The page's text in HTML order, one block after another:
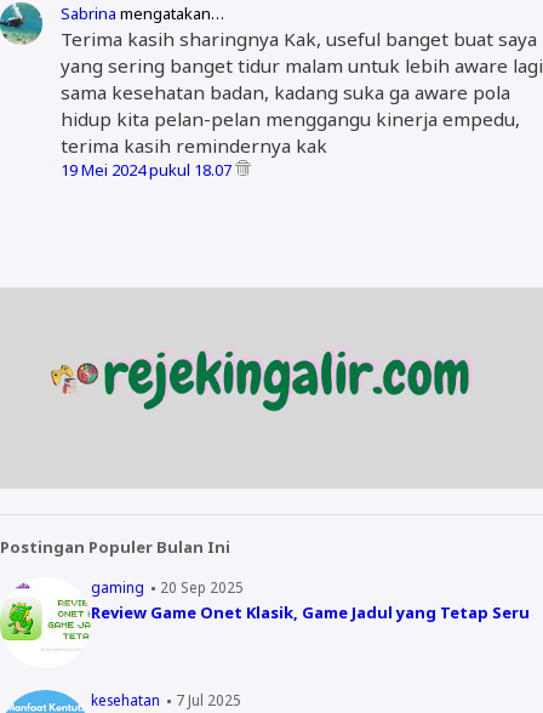
Sabrina mengatakan…
Terima kasih sharingnya Kak, useful banget buat saya
yang sering banget tidur malam untuk lebih aware lagi
sama kesehatan badan, kadang suka ga aware pola
hidup kita pelan-pelan menggangu kinerja empedu,
terima kasih remindernya kak
19 Mei 2024 pukul 18.07
Postingan Populer Bulan Ini
gaming 20 Sep 2025
Review Game Onet Klasik, Game Jadul yang Tetap Seru
kesehatan 7 Jul 2025